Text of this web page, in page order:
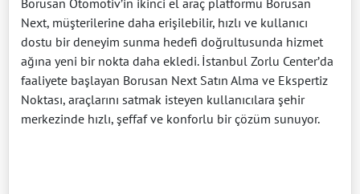
Next, müşterilerine daha erişilebilir, hızlı ve kullanıcı
dostu bir deneyim sunma hedefi doğrultusunda hizmet
ağına yeni bir nokta daha ekledi. İstanbul Zorlu Center’da
faaliyete başlayan Borusan Next Satın Alma ve Ekspertiz
Noktası, araçlarını satmak isteyen kullanıcılara şehir
merkezinde hızlı, şeffaf ve konforlu bir çözüm sunuyor.